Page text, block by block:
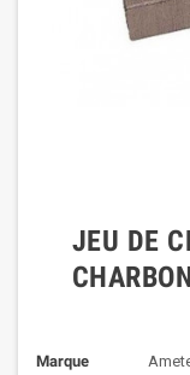
JEU DE
Marque